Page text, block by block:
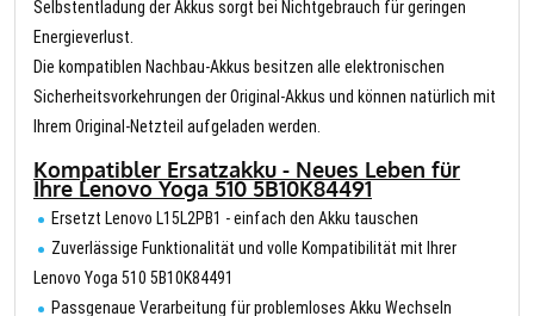
Selbstentladung der Akkus sorgt bei Nichtgebrauch für geringen
Energieverlust.
Die kompatiblen Nachbau-Akkus besitzen alle elektronischen
Sicherheitsvorkehrungen der Original-Akkus und können natürlich mit
Ihrem Original-Netzteil aufgeladen werden.
Kompatibler Ersatzakku - Neues Leben für
Ihre Lenovo Yoga 510 5B10K84491
Ersetzt Lenovo L15L2PB1 - einfach den Akku tauschen
Zuverlässige Funktionalität und volle Kompatibilität mit Ihrer
Lenovo Yoga 510 5B10K84491
Passgenaue Verarbeitung für problemloses Akku Wechseln